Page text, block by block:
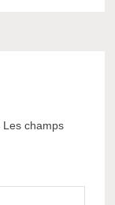
Les champs